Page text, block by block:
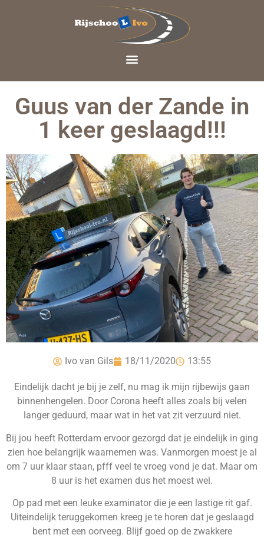
Guus van der Zande in
1 keer geslaagd!!!
Ivo van Gils 18/11/2020 13:55
Eindelijk dacht je bij je zelf, nu mag ik mijn rijbewijs gaan
binnenhengelen. Door Corona heeft alles zoals bij velen
langer geduurd, maar wat in het vat zit verzuurd niet.
Bij jou heeft Rotterdam ervoor gezorgd dat je eindelijk in ging
zien hoe belangrijk waarnemen was. Vanmorgen moest je al
om 7 uur klaar staan, pfff veel te vroeg vond je dat. Maar om
8 uur is het examen dus het moest wel.
Op pad met een leuke examinator die je een lastige rit gaf.
Uiteindelijk teruggekomen kreeg je te horen dat je geslaagd
bent met een oorveeg. Blijf goed op de zwakkere